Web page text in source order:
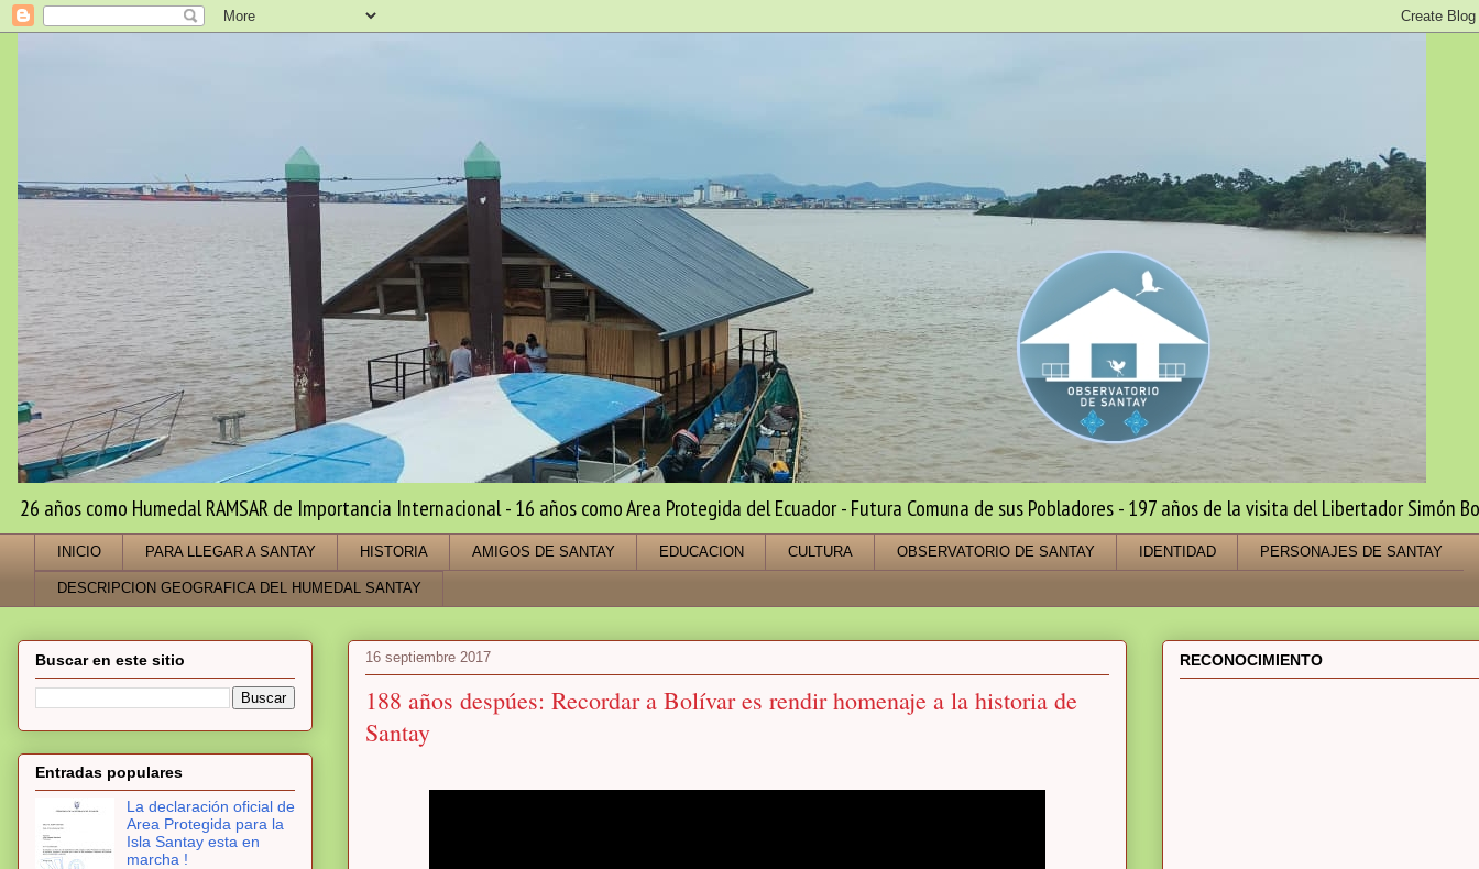
26 años como Humedal RAMSAR de Importancia Internacional - 16 años como Area Protegida del Ecuador - Futura Comuna de sus Pobladores - 197 años de la visita del Libertador Simón
INICIO PARA LLEGAR A SANTAY HISTORIA AMIGOS DE SANTAY EDUCACION CULTURA OBSERVATORIO DE SANTAY IDENTIDAD PERSONAJES DE SANTAY
DESCRIPCION GEOGRAFICA DEL HUMEDAL SANTAY
16 septiembre 2017
188 años despúes: Recordar a Bolívar es rendir homenaje a la historia de
Santay
Buscar en este sitio
Entradas populares
La declaración oficial de
Area Protegida para la
Isla Santay esta en
marcha !
RECONOCIMIENTO